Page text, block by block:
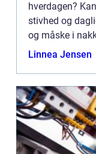
hverdagen?
stivhed og
og måske i
du det meste af
Linnea Jensen